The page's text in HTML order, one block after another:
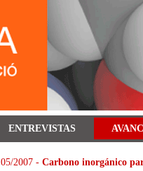
ENTREVISTAS
05/2007 - Carbono inorgánico